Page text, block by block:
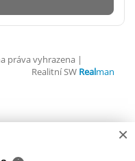
práva vyhrazena |
Realitní SW Realman
×